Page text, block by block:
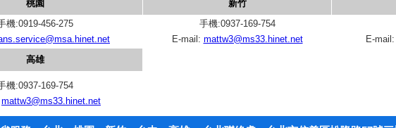
桃園
新竹
機:0919-456-275
手機:0937-169-754
E-mail: mattw3@ms33.hinet.net
E-
高雄
機:0937-169-754
mattw3@ms33.hinet.net